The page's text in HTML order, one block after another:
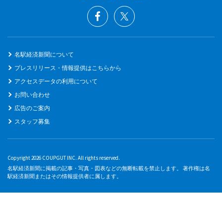
名駅経済新聞について
プレスリリース・情報提供はこちらから
アクセスデータの利用について
お問い合わせ
広告のご案内
スタッフ募集
Copyright 2026 COUPGUT INC. All rights reserved.
名駅経済新聞に掲載の記事・写真・図表などの無断転載を禁止します。 著作権は名
駅経済新聞またはその情報提供者に属します。